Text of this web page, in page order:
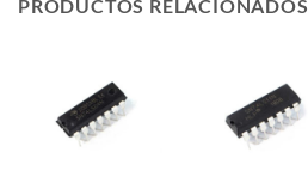
PRODUCTOS RELACIONADOS